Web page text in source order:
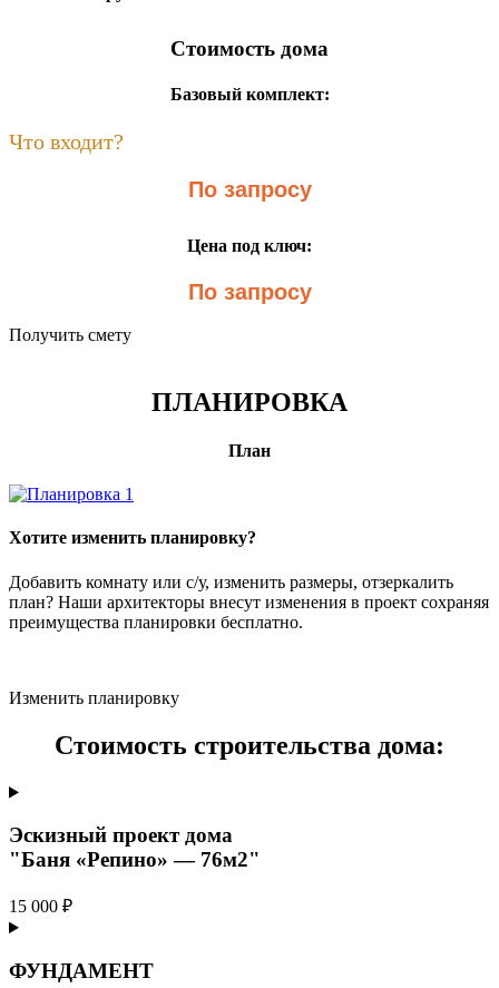
Стоимость дома
Базовый комплект:
Что входит?
По запросу
Цена под ключ:
По запросу
Получить смету
ПЛАНИРОВКА
План
Хотите изменить планировку?
Добавить комнату или с/у, изменить размеры, отзеркалить
план? Наши архитекторы внесут изменения в проект сохраняя
преимущества планировки бесплатно.
Изменить планировку
Стоимость строительства дома:
Эскизный проект дома
"Баня «Репино» — 76м2"
15 000 ₽
ФУНДАМЕНТ